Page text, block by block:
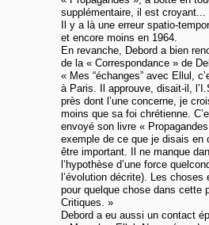
supplémentaire, il est croyant...
Il y a là une erreur spatio-
et encore moins en 1964.
En revanche, Debord a bien
de la « Correspondance » de
« Mes “échanges” avec Ellul,
à Paris. Il approuve, disait-il,
près dont l’une concerne, je
moins que sa foi chrétienne.
envoyé son livre «
exemple de ce que je disais
être important. Il ne manque
l’hypothèse d’une force
l’évolution décrite). Les
pour quelque chose dans cette
Critiques. »
Debord a eu aussi un contact